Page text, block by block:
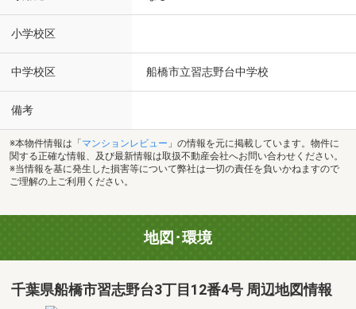
小学校区
中学校区 船橋市立習志野台中学校
備考
※本物件情報は「 マンションレビュー 」の情報を元に掲載しています。物件に
関する正確な情報、及び最新情報は取扱不動産会社へお問い合わせください。
※当情報を基に発生した損害等について弊社は一切の責任を負いかねますので
ご理解の上ご利用ください。
地図･環境
千葉県船橋市習志野台3丁目12番4号 周辺地図情報